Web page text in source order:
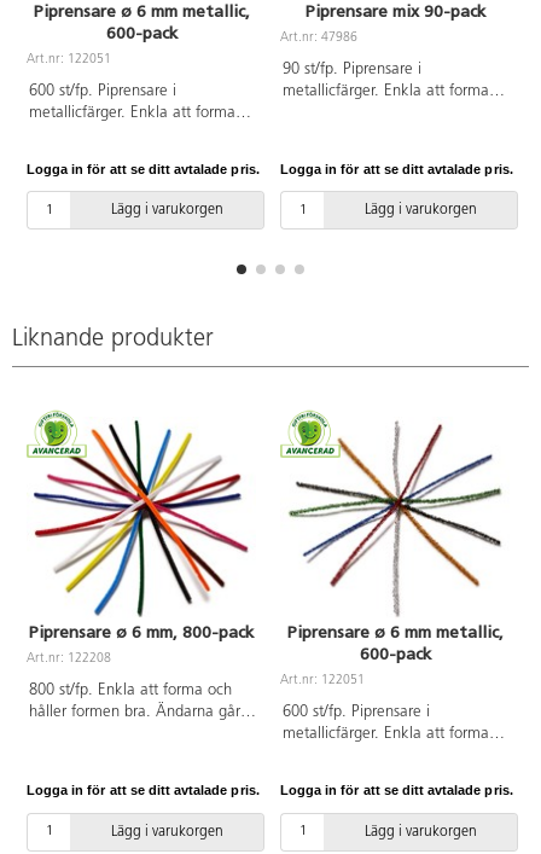
Piprensare ø 6 mm metallic,
600-pack
Art.nr: 122051
600 st/fp. Piprensare i
metallicfärger. Enkla att forma
mm. Längd 30 cm. Ingår röd,
blå, grön, guld, silver och svart.
100 st/färg. PVC-fri.
Logga in för att se ditt avtalade pris.
Lägg i varukorgen
Piprensare mix 90-pack
Art.nr: 47986
90 st/fp. Piprensare i
metallicfärger. Enkla att forma
blå, grön, guld och silver. Av PP,
Logga in för att se ditt avtalade pris.
Lägg i varukorgen
Liknande produkter
Piprensare ø 6 mm, 800-pack
Art.nr: 122208
800 st/fp. Enkla att forma och
håller formen bra. Ändarna går
brun, svart och vit. 80 st/färg.
PVC-fri.
Logga in för att se ditt avtalade pris.
Lägg i varukorgen
Piprensare ø 6 mm metallic,
600-pack
Art.nr: 122051
600 st/fp. Piprensare i
metallicfärger. Enkla att forma
mm. Längd 30 cm. Ingår röd,
blå, grön, guld, silver och svart.
100 st/färg. PVC-fri.
Logga in för att se ditt avtalade pris.
Lägg i varukorgen